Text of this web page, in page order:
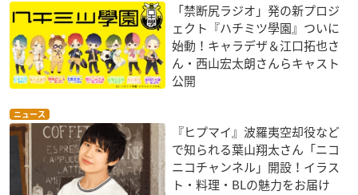
「禁断尻ラジオ」発の新プロジ
ェクト『ハチミツ學園』ついに
始動！キャラデザ＆江口拓也さ
ん・西山宏太朗さんらキャスト
公開
ニュース
『ヒプマイ』波羅夷空却役など
で知られる葉山翔太さん「ニコ
ニコチャンネル」開設！イラス
ト・料理・BLの魅力をお届け